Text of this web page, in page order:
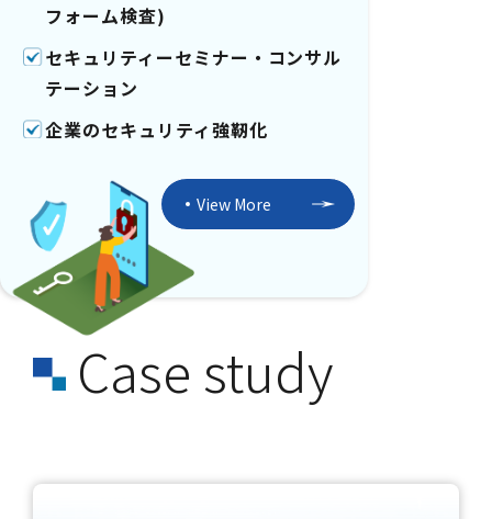
フォーム検査)
セキュリティーセミナー・コンサル
テーション
企業のセキュリティ強靭化
View More
Case study